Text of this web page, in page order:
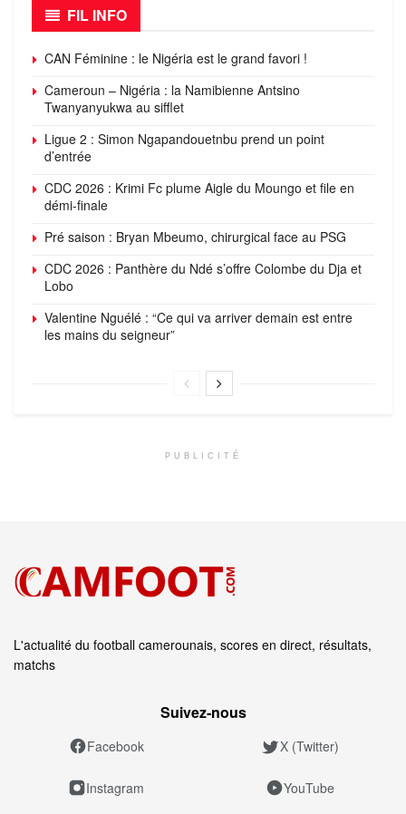
FIL INFO
CAN Féminine : le Nigéria est le grand favori !
Cameroun – Nigéria : la Namibienne Antsino
Twanyanyukwa au sifflet
Ligue 2 : Simon Ngapandouetnbu prend un point
d’entrée
CDC 2026 : Krimi Fc plume Aigle du Moungo et file en
démi-finale
Pré saison : Bryan Mbeumo, chirurgical face au PSG
CDC 2026 : Panthère du Ndé s’offre Colombe du Dja et
Lobo
Valentine Nguélé : “Ce qui va arriver demain est entre
les mains du seigneur”
PUBLICITÉ
L'actualité du football camerounais, scores en direct, résultats,
matchs
Suivez‑nous
Facebook X (Twitter)
Instagram YouTube